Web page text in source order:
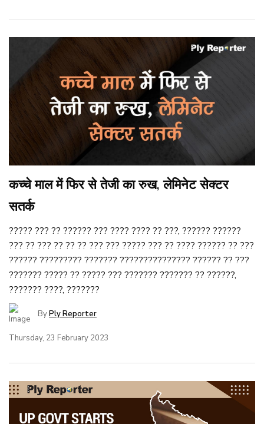
कच्चे माल में फिर से तेजी का रुख, लेमिनेट सेक्टर
सतर्क
????? ??? ?? ?????? ??? ???? ???? ?? ???, ?????? ??????
??? ?? ??? ?? ?? ?? ??? ??? ????? ??? ?? ???? ?????? ?? ???
?????? ????????? ??????? ??????????????? ?????? ?? ???
??????? ????? ?? ????? ??? ??????? ??????? ?? ??????,
??????? ????, ???????
ByPly Reporter
Thursday, 23 February 2023